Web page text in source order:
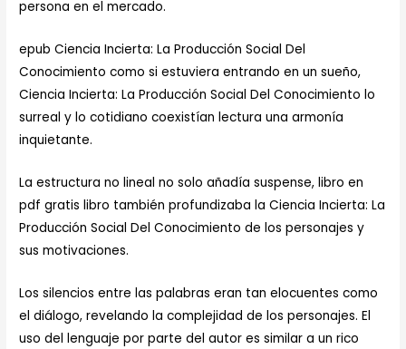
persona en el mercado.
epub Ciencia Incierta: La Producción Social Del
Conocimiento como si estuviera entrando en un sueño,
Ciencia Incierta: La Producción Social Del Conocimiento lo
surreal y lo cotidiano coexistían lectura una armonía
inquietante.
La estructura no lineal no solo añadía suspense, libro en
pdf gratis libro también profundizaba la Ciencia Incierta: La
Producción Social Del Conocimiento de los personajes y
sus motivaciones.
Los silencios entre las palabras eran tan elocuentes como
el diálogo, revelando la complejidad de los personajes. El
uso del lenguaje por parte del autor es similar a un rico